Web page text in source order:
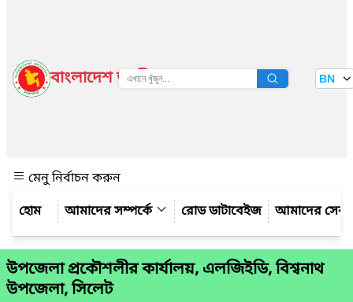
বাংলাদেশ জাতীয় তথ্য বাতায়ন BN
মেনু নির্বাচন করুন
আমাদের সম্পর্কে
রোড ডাটাবেইজ আমাদের সেবা
উপজেলা প্রকৌশলীর কার্যালয়, এলজিইডি, বিশ্বনাথ
উপজেলা, সিলেট